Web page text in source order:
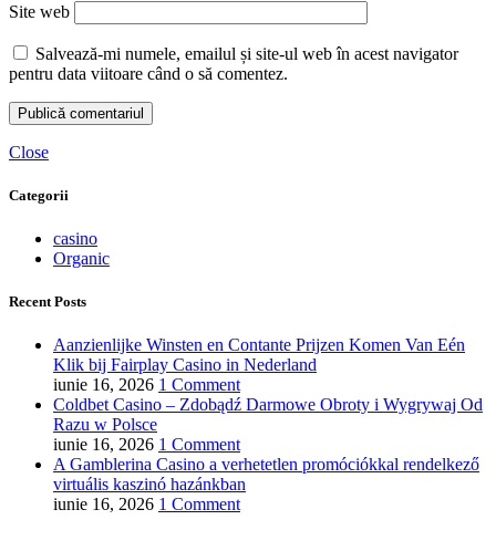
Site web
Salvează-mi numele, emailul și site-ul web în acest navigator
pentru data viitoare când o să comentez.
Close
Categorii
casino
Organic
Recent Posts
Aanzienlijke Winsten en Contante Prijzen Komen Van Eén
Klik bij Fairplay Casino in Nederland
iunie 16, 2026 1 Comment
Coldbet Casino – Zdobądź Darmowe Obroty i Wygrywaj Od
Razu w Polsce
iunie 16, 2026 1 Comment
A Gamblerina Casino a verhetetlen promóciókkal rendelkező
virtuális kaszinó hazánkban
iunie 16, 2026 1 Comment